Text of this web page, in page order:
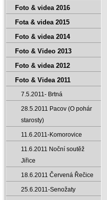
Foto & videa 2016
Fota & videa 2015
Foto & videa 2014
Foto & Video 2013
Foto & videa 2012
Foto & Videa 2011
7.5.2011- Brtná
28.5.2011 Pacov (O pohár
starosty)
11.6.2011-Komorovice
11.6.2011 Noční soutěž
Jiřice
18.6.2011 Červená Řečice
25.6.2011-Senožaty